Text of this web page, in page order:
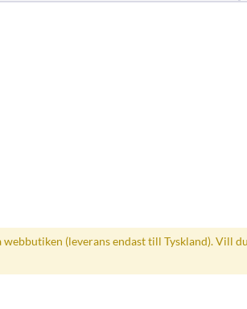
(leverans endast till Tyskland). Vill